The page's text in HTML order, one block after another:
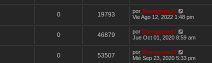
a
j
0 19793 por Divergente27
Vie Ago 12, 2022 1:48 pm
0 46879 por Divergente27
Jue Oct 01, 2020 8:59 am
0 53507 por Divergente27
Mié Sep 23, 2020 5:33 pm